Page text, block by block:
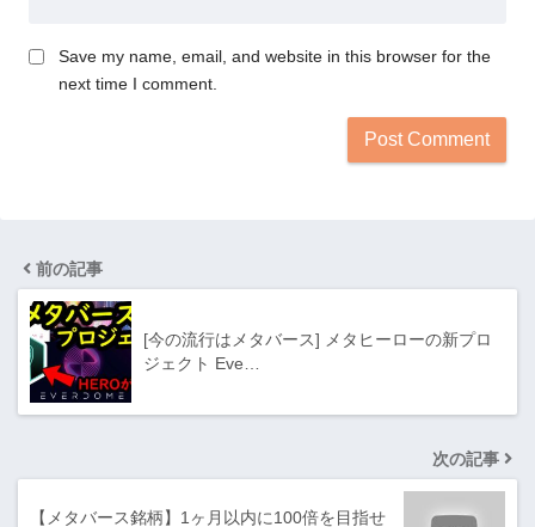
Save my name, email, and website in this browser for the
next time I comment.
前の記事
[今の流行はメタバース] メタヒーローの新プロ
ジェクト Eve…
次の記事
【メタバース銘柄】1ヶ月以内に100倍を目指せ